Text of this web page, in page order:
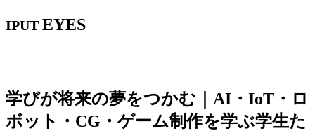
IPUT EYES
学びが将来の夢をつかむ｜AI・IoT・ロ
ボット・CG・ゲーム制作を学ぶ学生た